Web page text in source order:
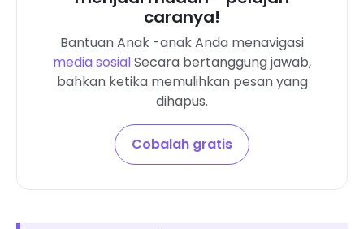
caranya!
Bantuan Anak -anak Anda menavigasi
media sosialSecara bertanggung jawab,
bahkan ketika memulihkan pesan yang
dihapus.
Cobalah gratis